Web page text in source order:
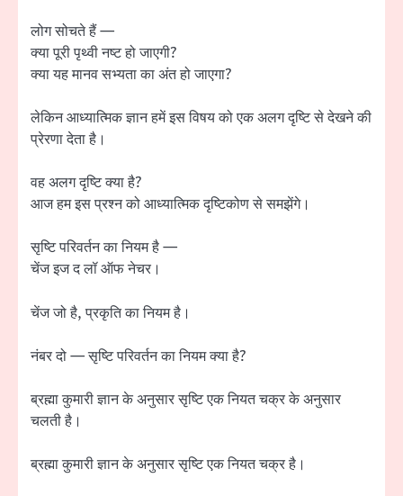
लोग सोचते हैं —
क्या पूरी पृथ्वी नष्ट हो जाएगी?
क्या यह मानव सभ्यता का अंत हो जाएगा?
लेकिन आध्यात्मिक ज्ञान हमें इस विषय को एक अलग दृष्टि से देखने की
प्रेरणा देता है।
वह अलग दृष्टि क्या है?
आज हम इस प्रश्न को आध्यात्मिक दृष्टिकोण से समझेंगे।
सृष्टि परिवर्तन का नियम है —
चेंज इज द लॉ ऑफ नेचर।
चेंज जो है, प्रकृति का नियम है।
नंबर दो — सृष्टि परिवर्तन का नियम क्या है?
ब्रह्मा कुमारी ज्ञान के अनुसार सृष्टि एक नियत चक्र के अनुसार
चलती है।
ब्रह्मा कुमारी ज्ञान के अनुसार सृष्टि एक नियत चक्र है।